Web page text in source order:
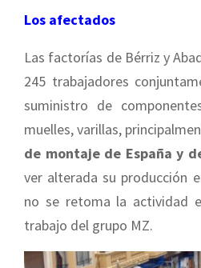
Los afectados
Las factorías de Bérriz y
245 trabajadores
suministro de
muelles, varillas,
de montaje de España y
ver alterada su producción
no se retoma la actividad
trabajo del grupo MZ.